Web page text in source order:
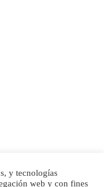
y tecnologías
web y con fines